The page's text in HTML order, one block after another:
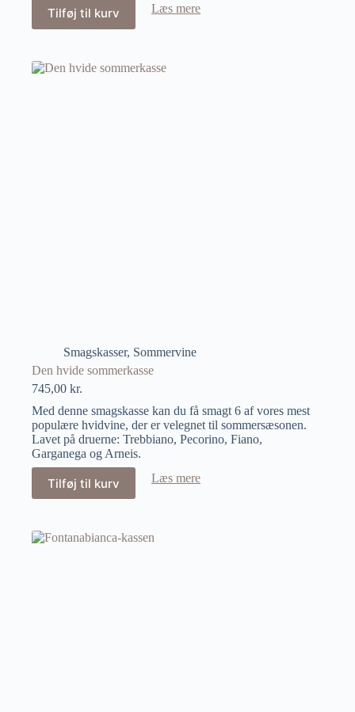
Tilføj til kurv Læs mere
Smagskasser, Sommervine
Den hvide sommerkasse
745,00 kr.
Med denne smagskasse kan du få smagt 6 af vores mest
populære hvidvine, der er velegnet til sommersæsonen.
Lavet på druerne: Trebbiano, Pecorino, Fiano,
Garganega og Arneis.
Tilføj til kurv Læs mere